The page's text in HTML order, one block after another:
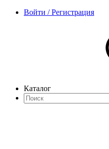
Войти / Регистрация
Каталог